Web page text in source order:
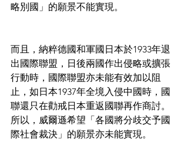
略別國」的願景不能實現。
而且，納粹德國和軍國日本於1933年退
出國際聯盟，日後兩國作出侵略或擴張
行動時，國際聯盟亦未能有效加以阻
止，如日本1937年全境入侵中國時，國
聯還只在勸戒日本重返國聯再作商討。
所以，威爾遜希望「各國將分歧交予國
際社會裁決」的願景亦未能實現。